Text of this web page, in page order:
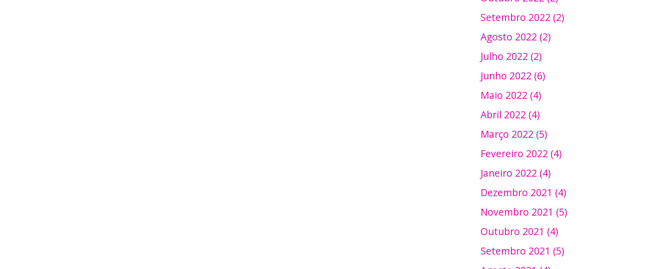
Setembro 2022 (2)
Agosto 2022 (2)
Julho 2022 (2)
Junho 2022 (6)
Maio 2022 (4)
Abril 2022 (4)
Março 2022 (5)
Fevereiro 2022 (4)
Janeiro 2022 (4)
Dezembro 2021 (4)
Novembro 2021 (5)
Outubro 2021 (4)
Setembro 2021 (5)